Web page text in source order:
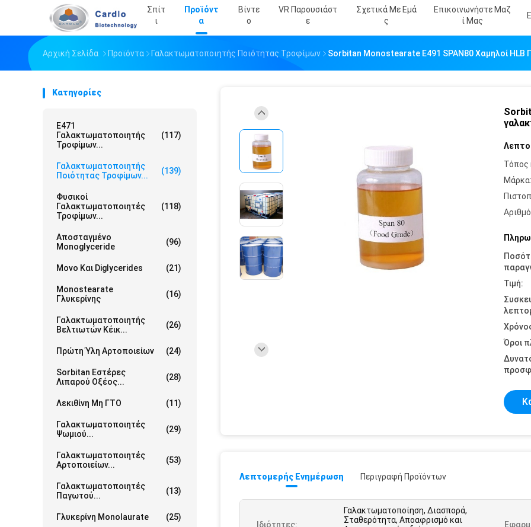
Σπίτ
Ι
Προϊόντ
Α
Βίντε
Ο
VR Παρουσιάστ
Ε
Σχετικά Με Εμά
Σ
Επικοινωνήστε Μαζ
Ί Μας
Αρχική Σελίδα Προϊόντα Γαλακτωματοποιητής Ποιότητας Τροφίμων Sorbitan Monostearate E491 SPAN80 Χαμηλοί
Κατηγορίες
E471
Γαλακτωματοποιητής
Τροφίμων...
(117)
Γαλακτωματοποιητής
Ποιότητας Τροφίμων...
(139)
Φυσικοί
Γαλακτωματοποιητές
Τροφίμων...
(118)
Αποσταγμένο
Monoglyceride
(96)
Μονο Και Diglycerides (21)
Monostearate
Γλυκερίνης
(16)
Γαλακτωματοποιητής
Βελτιωτών Κέικ...
(26)
Πρώτη Ύλη Αρτοποιείων (24)
Sorbitan Εστέρες
Λιπαρού Οξέος...
(28)
Λεκιθίνη Μη ΓΤΟ (11)
Γαλακτωματοποιητές
Ψωμιού...
(29)
Γαλακτωματοποιητές
Αρτοποιείων...
(53)
Γαλακτωματοποιητές
Παγωτού...
(13)
Γλυκερίνη Monolaurate (25)
Τόπος
Μάρκα:
Τιμή:
Όροι
Λεπτομερής Ενημέρωση Περιγραφή Προϊόντων
Ιδιότητες:
Γαλακτωματοποίηση, Διασπορά,
Σταθερότητα, Αποαφρισμό και